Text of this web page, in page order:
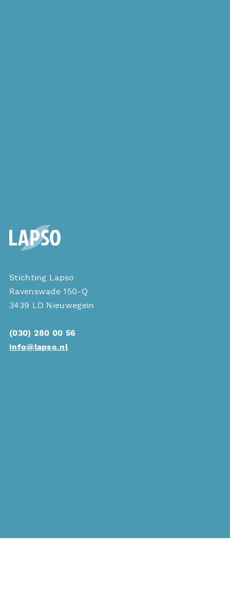
Stichting Lapso
Ravenswade 150-Q
3439 LD Nieuwegein
(030) 280 00 56
info@lapso.nl